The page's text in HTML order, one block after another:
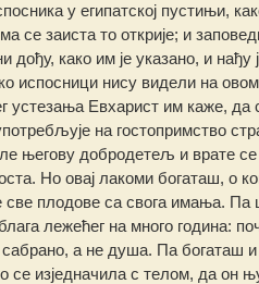
у египатској пустињи,
заиста то открије; и
како им је указано, и нађу
испосници нису видели на
Евхарист им каже, да
на гостопримство
његову добродетељ и врате
Но овај лакоми богаташ, о
плодове са свога имања.
лежећег на много година:
сабрано, а не душа. Па богаташ
се изједначила с телом, да он